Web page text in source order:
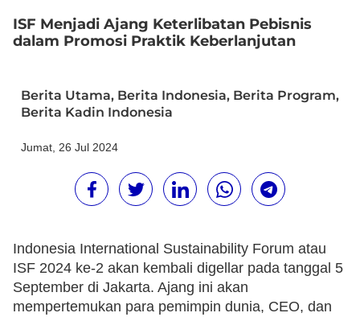
ISF Menjadi Ajang Keterlibatan Pebisnis
dalam Promosi Praktik Keberlanjutan
Berita Utama, Berita Indonesia, Berita Program,
Berita Kadin Indonesia
Jumat, 26 Jul 2024
Indonesia International Sustainability Forum atau
ISF 2024 ke-2 akan kembali digellar pada tanggal 5
September di Jakarta. Ajang ini akan
mempertemukan para pemimpin dunia, CEO, dan